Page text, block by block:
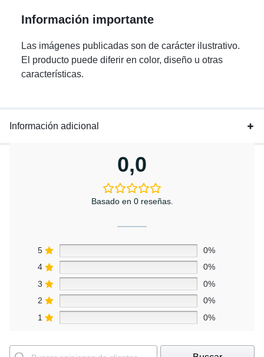
Información importante
Las imágenes publicadas son de carácter ilustrativo.
El producto puede diferir en color, diseño u otras
características.
Información adicional
0,0
Basado en 0 reseñas.
5
0%
4
0%
3
0%
2
0%
1
0%